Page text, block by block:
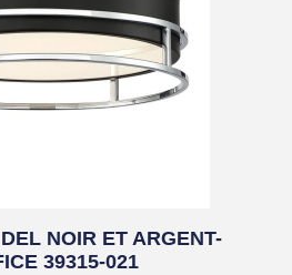
NOIR ET ARGENT-
39315-021